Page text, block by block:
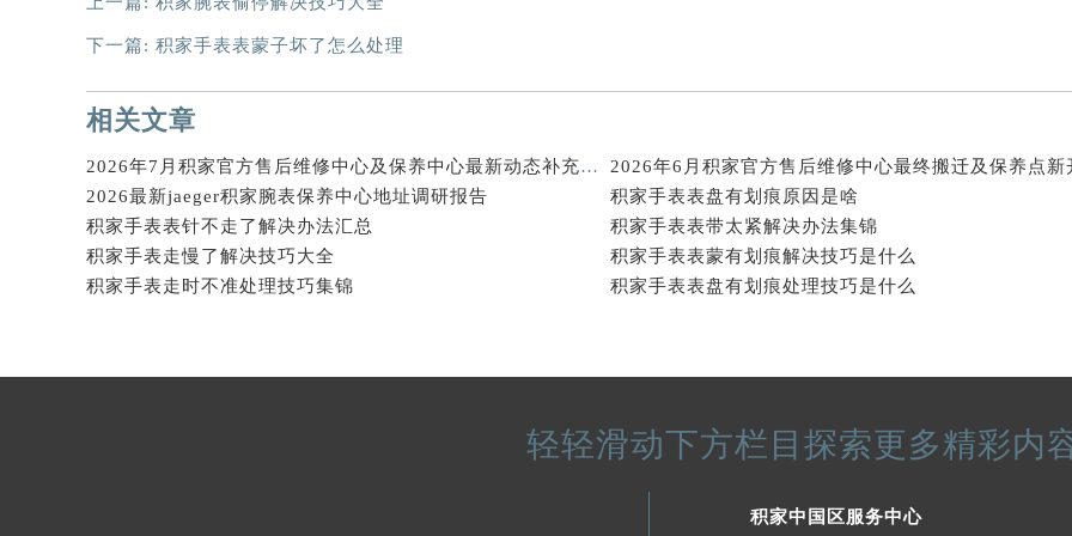
辽宁省沈阳市沈河区中街路137号亨得利名表维修授权店1楼积家售后服务中心（需提前预约）
辽宁省沈阳市沈河区中街路83号亨得利名表维修授权店1楼积家售后服务中心（需提前预约）
内蒙古自治区阿拉善盟市左旗土尔扈特大街积家售后服务中心（需提前预约）
内蒙古自治区巴彦淖尔市临河区新华街积家售后服务中心（需提前预约）
内蒙古自治区包头市青山区幸福路甲3号王府井百货名表维修积家售后服务中心（需提前预约）
内蒙古自治区赤峰市红山区哈达街积家售后服务中心（需提前预约）
内蒙古自治区乌兰察布市集宁区恩和大街积家售后服务中心（需提前预约）
内蒙古自治区兴安盟市乌兰浩特市兴安大街积家售后服务中心（需提前预约）
下一篇: 积家手表表蒙子坏了怎么处理
相关文章
2026年7月积家官方售后维修中心及保养中心最新动态补充汇总
2026最新jaeger积家腕表保养中心地址调研报告
积家手表表盘有划痕原因是啥
积家手表表针不走了解决办法汇总
积家手表表带太紧解决办法集锦
积家手表走慢了解决技巧大全
积家手表表蒙有划痕解决技巧是什么
积家手表走时不准处理技巧集锦
积家手表表盘有划痕处理技巧是什么
轻轻滑动下方栏目探索更多精彩内
积家中国区服务中心